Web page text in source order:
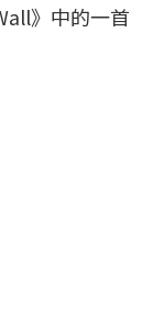
》中的一首